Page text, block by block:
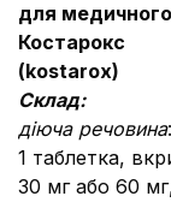
для
Костарокс
(kostarox)
Склад:
діюча речовина
1 таблетка,
30 мг або 60